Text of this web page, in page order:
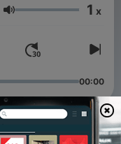
Volumen 1 x
00:00